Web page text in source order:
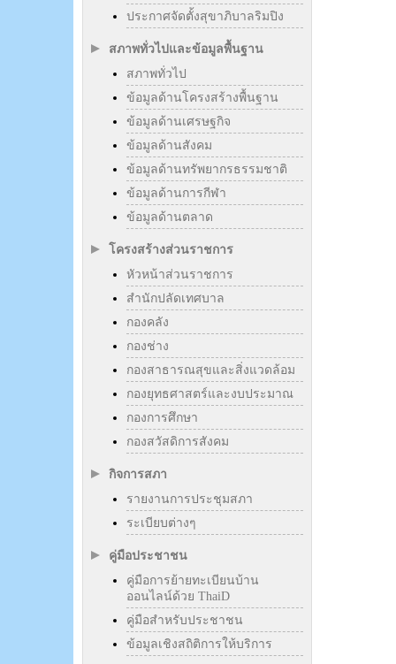
ประกาศจัดตั้งสุขาภิบาลริมปิง
สภาพทั่วไปและข้อมูลพื้นฐาน
สภาพทั่วไป
ข้อมูลด้านโครงสร้างพื้นฐาน
ข้อมูลด้านเศรษฐกิจ
ข้อมูลด้านสังคม
ข้อมูลด้านทรัพยากรธรรมชาติ
ข้อมูลด้านการกีฬา
ข้อมูลด้านตลาด
โครงสร้างส่วนราชการ
หัวหน้าส่วนราชการ
สำนักปลัดเทศบาล
กองคลัง
กองช่าง
กองสาธารณสุขและสิ่งแวดล้อม
กองยุทธศาสตร์และงบประมาณ
กองการศึกษา
กองสวัสดิการสังคม
กิจการสภา
รายงานการประชุมสภา
ระเบียบต่างๆ
คู่มือประชาชน
คู่มือการย้ายทะเบียนบ้าน
ออนไลน์ด้วย ThaiD
คู่มือสำหรับประชาชน
ข้อมูลเชิงสถิติการให้บริการ